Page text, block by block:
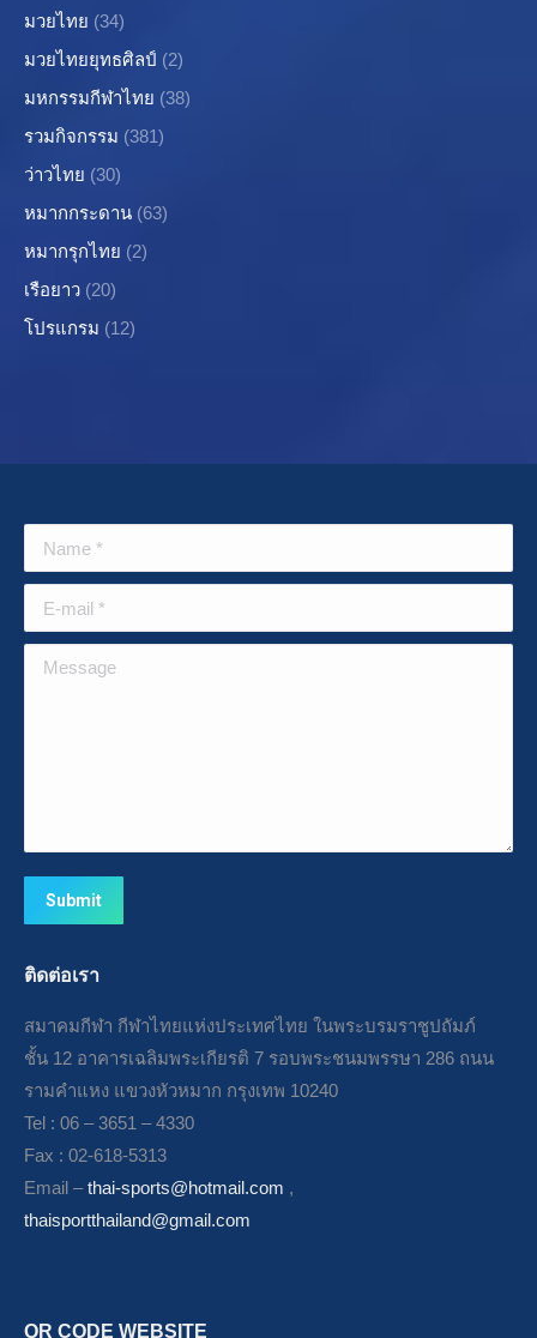
มวยไทย (34)
มวยไทยยุทธศิลป์ (2)
มหกรรมกีฬาไทย (38)
รวมกิจกรรม (381)
ว่าวไทย (30)
หมากกระดาน (63)
หมากรุกไทย (2)
เรือยาว (20)
โปรแกรม (12)
Name *
E-mail *
Message
Submit
ติดต่อเรา
สมาคมกีฬา กีฬาไทยแห่งประเทศไทย ในพระบรมราชูปถัมภ์
ชั้น 12 อาคารเฉลิมพระเกียรติ 7 รอบพระชนมพรรษา 286 ถนน
รามคำแหง แขวงหัวหมาก กรุงเทพ 10240
Tel : 06 – 3651 – 4330
Fax : 02-618-5313
Email –thai-sports@hotmail.com ,
thaisportthailand@gmail.com
QR CODE WEBSITE